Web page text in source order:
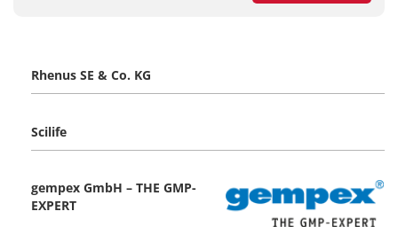
Rhenus SE & Co. KG
Scilife
gempex GmbH – THE GMP-
EXPERT